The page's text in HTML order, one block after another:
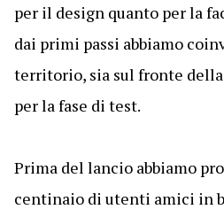
per il design quanto per la
dai primi passi abbiamo
territorio, sia sul fronte
per la fase di test.
Prima del lancio abbiamo
centinaio di utenti amici in